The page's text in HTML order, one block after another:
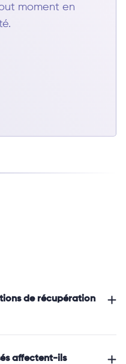
moment en
de récupération
affectent-ils